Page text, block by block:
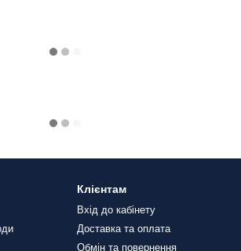
Клієнтам
Вхід до кабінету
Доставка та оплата
Обмін та повернення